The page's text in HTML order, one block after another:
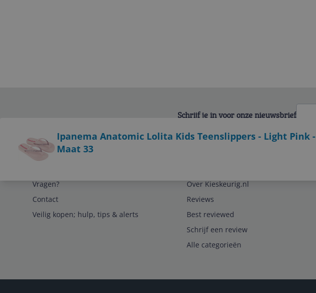
Ipanema Anatomic Lolita Kids Teenslippers - Light Pink -
Maat 33
Schrijf je in voor onze nieuwsbrief
Vragen?
Contact
Veilig kopen; hulp, tips & alerts
Over Kieskeurig.nl
Reviews
Best reviewed
Schrijf een review
Alle categorieën